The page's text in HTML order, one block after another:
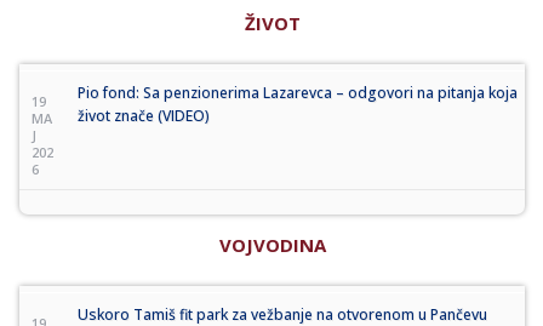
ŽIVOT
19
MA
J
202
6
Pio fond: Sa penzionerima Lazarevca – odgovori na pitanja koja
život znače (VIDEO)
VOJVODINA
Uskoro Tamiš fit park za vežbanje na otvorenom u Pančevu